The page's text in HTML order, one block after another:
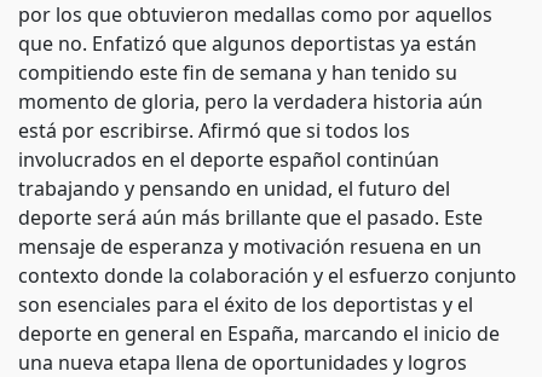
por los que obtuvieron medallas como por aquellos
que no. Enfatizó que algunos deportistas ya están
compitiendo este fin de semana y han tenido su
momento de gloria, pero la verdadera historia aún
está por escribirse. Afirmó que si todos los
involucrados en el deporte español continúan
trabajando y pensando en unidad, el futuro del
deporte será aún más brillante que el pasado. Este
mensaje de esperanza y motivación resuena en un
contexto donde la colaboración y el esfuerzo conjunto
son esenciales para el éxito de los deportistas y el
deporte en general en España, marcando el inicio de
una nueva etapa llena de oportunidades y logros